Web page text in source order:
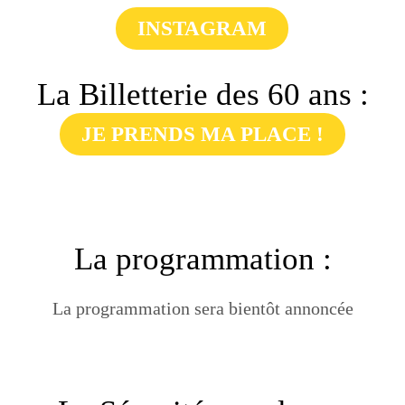
INSTAGRAM
La Billetterie des 60 ans :
JE PRENDS MA PLACE !
La programmation :
La programmation sera bientôt annoncée